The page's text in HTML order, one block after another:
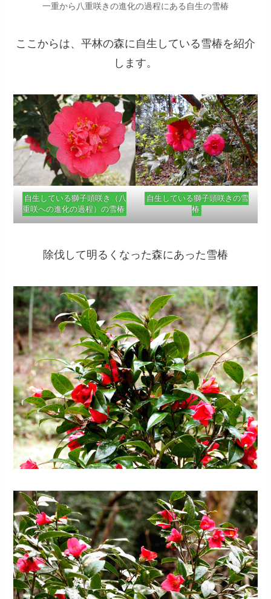
一重から八重咲きの進化の過程にある自生の雪椿
ここからは、平林の森に自生している雪椿を紹介
します。
自生している獅子頭咲き（八
重咲への進化の過程）の雪椿
自生している獅子頭咲きの雪
椿
除伐して明るくなった森にあった雪椿